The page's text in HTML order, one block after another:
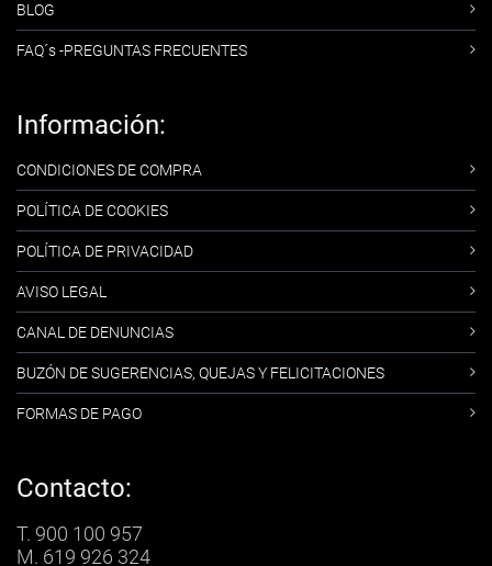
BLOG
FAQ´s -PREGUNTAS FRECUENTES
Información:
CONDICIONES DE COMPRA
POLÍTICA DE COOKIES
POLÍTICA DE PRIVACIDAD
AVISO LEGAL
CANAL DE DENUNCIAS
BUZÓN DE SUGERENCIAS, QUEJAS Y FELICITACIONES
FORMAS DE PAGO
Contacto:
T. 900 100 957
M. 619 926 324